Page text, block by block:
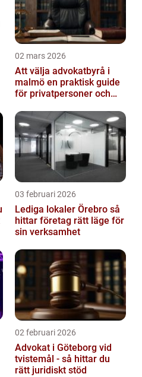
02 mars 2026
Att välja advokatbyrå i
malmö en praktisk guide
för privatpersoner och
03 februari 2026
Lediga lokaler Örebro så
hittar företag rätt läge för
sin verksamhet
02 februari 2026
Advokat i Göteborg vid
tvistemål - så hittar du
rätt juridiskt stöd